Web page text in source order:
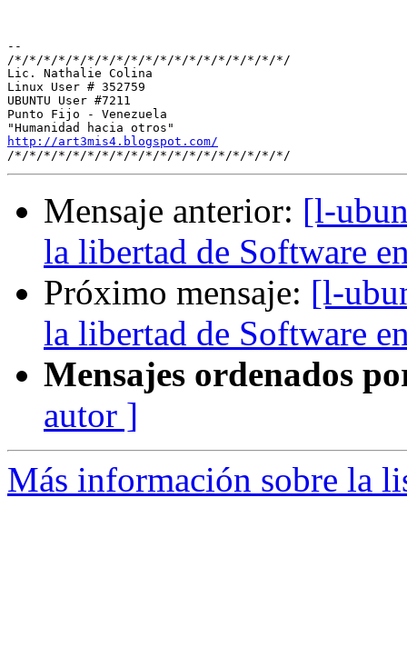
--
/*/*/*/*/*/*/*/*/*/*/*/*/*/*/*/*/*/*/*/
Lic. Nathalie Colina
Linux User # 352759
UBUNTU User #7211
Punto Fijo - Venezuela
http://art3mis4.blogspot.com/
Mensaje anterior: [l-
la libertad de Software
Próximo mensaje: [l-
la libertad de Software
Mensajes ordenados
autor ]
Más información sobre la